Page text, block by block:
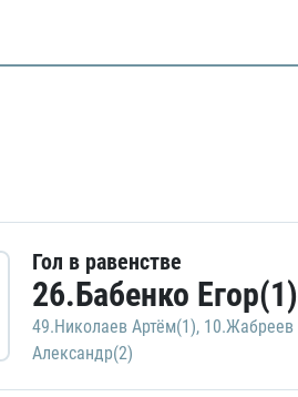
Гол в равенстве
26.Бабенко Егор(1)
49.Николаев Артём(1), 10.Жабреев
Александр(2)